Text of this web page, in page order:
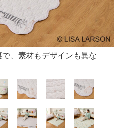
、素材もデザインも異な